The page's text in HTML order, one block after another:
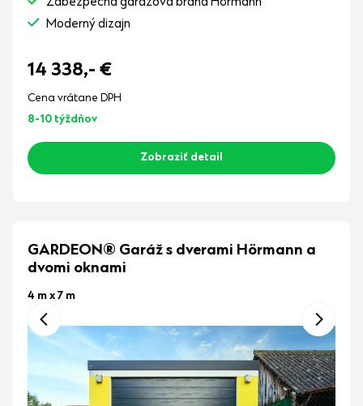
Moderný dizajn
14 338,- €
Cena vrátane DPH
8-10 týždňov
Zobraziť detail
GARDEON® Garáž s dverami Hörmann a
dvomi oknami
4 m x 7 m